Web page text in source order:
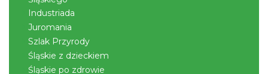
0.48 km
Industriada
Juromania
Szlak Przyrody
Śląskie z dzieckiem
Śląskie po zdrowie